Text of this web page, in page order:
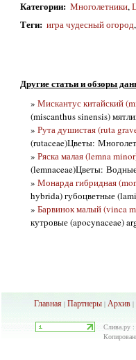
Категории: Многолетники,
Теги: игра чудесный огород,
Другие статьи и обзоры
» Мискантус китайский
(miscanthus sinensis)
» Рута душистая (ruta
(rutaceae)Цветы:
» Ряска малая (lemna
(lemnaceae)Цветы:
» Монарда гибридная
hybrida) губоцветные
» Барвинок малый (vinca
кутровые (apocynaceae)
Главная| Партнеры| Архив|
Слива.ру :